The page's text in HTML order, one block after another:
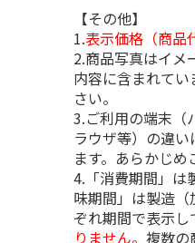
【その他】
1.表示価格（商品
2.商品写真はイメ
内容に含まれて
さい。
3.ご利用の端末（
ラウザ等）の違
ます。あらかじめ
4.「消費期間」は
味期間」は製造
ぞれ期間で表示し
りません。複数の